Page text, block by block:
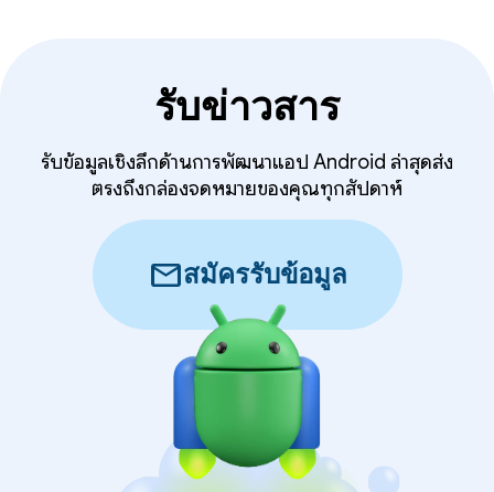
รับข่าวสาร
รับข้อมูลเชิงลึกด้านการพัฒนาแอป Android ล่าสุดส่ง
ตรงถึงกล่องจดหมายของคุณทุกสัปดาห์
mailสมัครรับข้อมูล